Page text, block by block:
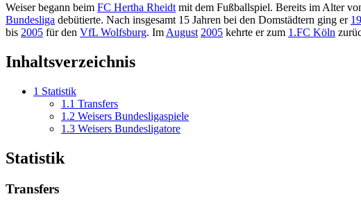
Weiser begann beim FC Hertha Rheidt mit dem Fußballspiel. Bereits im Alter
Bundesliga debütierte. Nach insgesamt 15 Jahren bei den Domstädtern ging er
bis 2005 für den VfL Wolfsburg. Im August 2005 kehrte er zum 1.FC Köln
Inhaltsverzeichnis
1 Statistik
1.1 Transfers
1.2 Weisers Bundesligaspiele
1.3 Weisers Bundesligatore
Statistik
Transfers